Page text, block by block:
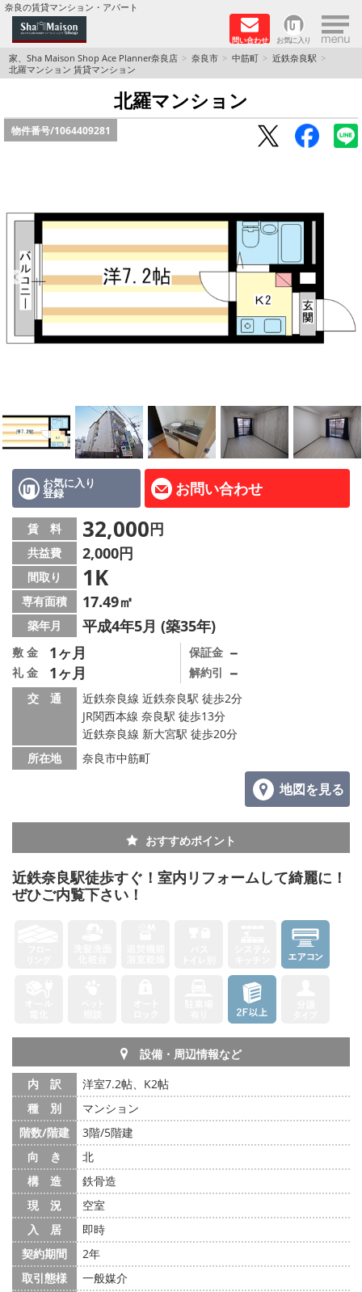
奈良の賃貸マンション・アパート
問い合わせ お気に入り ×
TOPページ
Foreigners welcome！
店長のおすすめ物件
積水ハウス Sha Maison 特集 (奈良北部、木津川
市)
積水ハウス Sha Maison 特集 (奈良南部)
路線·駅から探す
地域から探す
AcePlanner公式ライン
スタッフ紹介
リフォーム のことなら！
オーナー様へ
住宅型有料老人 Ｆｌｅｕｒａｇｅ
店舗情報·アクセス
会社概要
メールでお問い合わせ
家、Sha Maison Shop Ace Planner奈良店 奈良市 中筋町
近鉄奈良駅
北羅マンション 賃貸マンション
北羅マンション
物件番号/1064409281
お気に入り
登録 お問い合わせ
賃 料 32,000円
共益費 2,000円
間取り 1K
専有面積 17.49㎡
築年月 平成4年5月 (築35年)
敷 金 1ヶ月
礼 金 1ヶ月
保証金 －
解約引 －
交 通
近鉄奈良線 近鉄奈良駅 徒歩2分
JR関西本線 奈良駅 徒歩13分
近鉄奈良線 新大宮駅 徒歩20分
所在地
奈良市中筋町
地図を見る
おすすめポイント
近鉄奈良駅徒歩すぐ！室内リフォームして綺麗に！
ぜひご内覧下さい！
設備・周辺情報など
内 訳
洋室7.2帖、K2帖
種 別
マンション
階数/階建
3階/5階建
向 き
北
構 造
鉄骨造
現 況
空室
入 居
即時
契約期間
2年
取引態様
一般媒介